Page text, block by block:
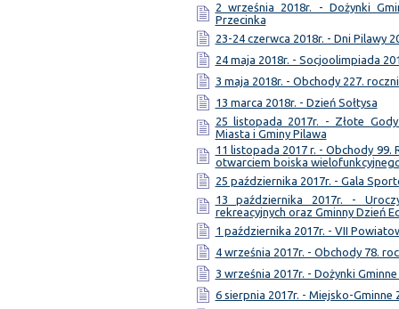
2 września 2018r. - Dożynki
Przecinka
23-24 czerwca 2018r. - Dni Pilawy
24 maja 2018r. - Socjoolimpiada
3 maja 2018r. - Obchody 227.
13 marca 2018r. - Dzień Sołtysa
25 listopada 2017r. - Złote
Miasta i Gminy Pilawa
11 listopada 2017 r. - Obchody 99.
otwarciem boiska
25 października 2017r. - Gala
13 października 2017r. -
rekreacyjnych oraz Gminny Dzień
1 października 2017r. - VII
4 września 2017r. - Obchody 78.
3 września 2017r. - Dożynki
6 sierpnia 2017r. - Miejsko-